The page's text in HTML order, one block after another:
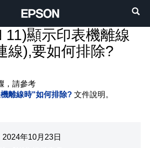
11)顯示印表機離線
線),要如何排除?
，請參考
離線時"如何排除? 文件說明。
年10月23日